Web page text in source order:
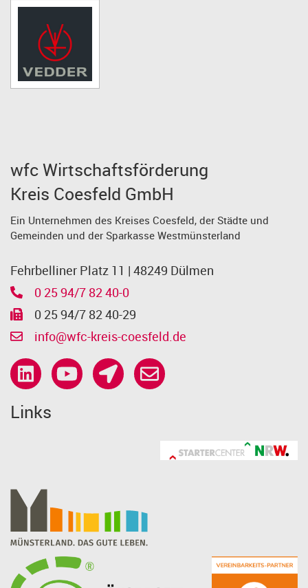
wfc Wirtschaftsförderung
Kreis Coesfeld GmbH
Ein Unternehmen des Kreises Coesfeld, der Städte und
Gemeinden und der Sparkasse Westmünsterland
Fehrbelliner Platz 11 | 48249 Dülmen
0 25 94/7 82 40-0
0 25 94/7 82 40-29
info@wfc-kreis-coesfeld.de
Links